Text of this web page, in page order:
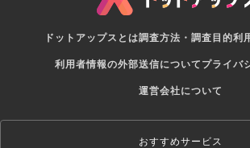
ドットアップスとは調査方法・調査目的利
利用者情報の外部送信についてプライバ
運営会社について
おすすめサービス